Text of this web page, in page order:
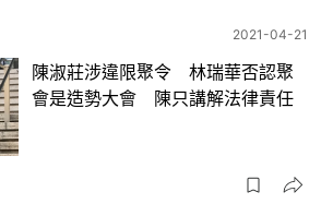
2021-04-21
陳淑莊涉違限聚令 林瑞華否認聚
會是造勢大會 陳只講解法律責任